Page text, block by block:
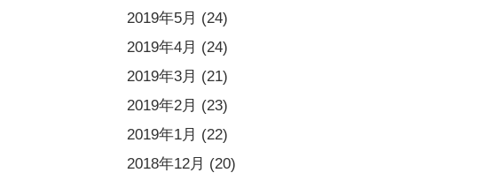
2019年5月 (24)
2019年4月 (24)
2019年3月 (21)
2019年2月 (23)
2019年1月 (22)
2018年12月 (20)